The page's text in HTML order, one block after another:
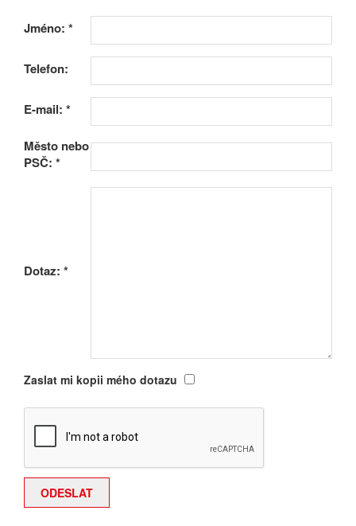
Jméno: *
Telefon:
E-mail: *
Město nebo
PSČ: *
Dotaz: *
Zaslat mi kopii mého dotazu